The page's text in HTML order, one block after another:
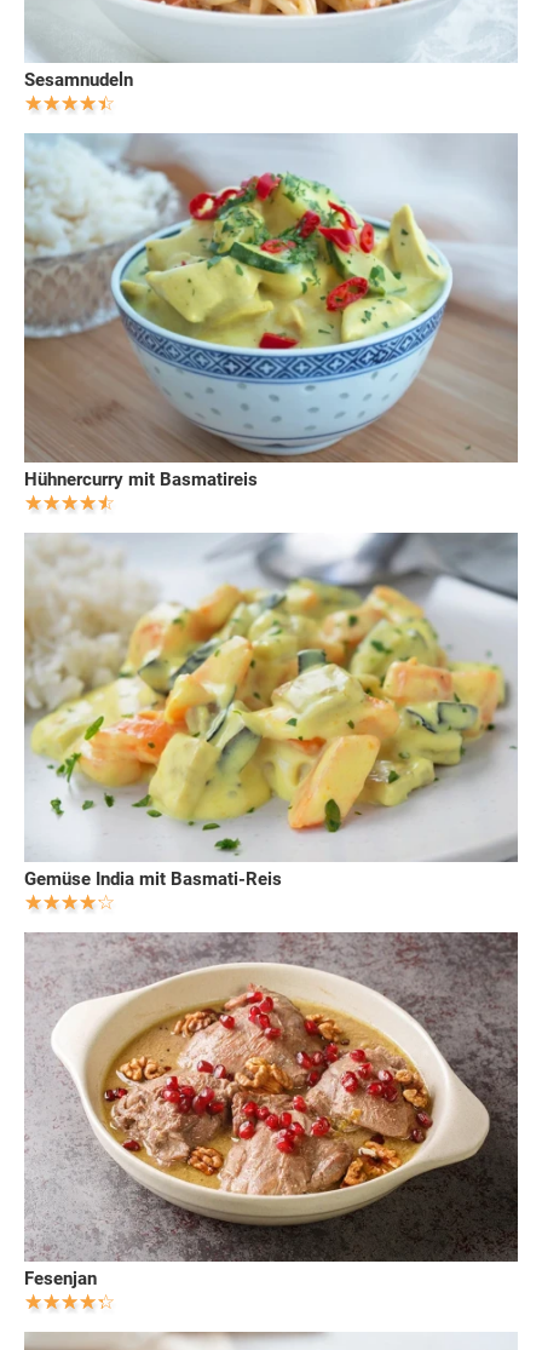
Sesamnudeln
Hühnercurry mit Basmatireis
Gemüse India mit Basmati-Reis
Fesenjan